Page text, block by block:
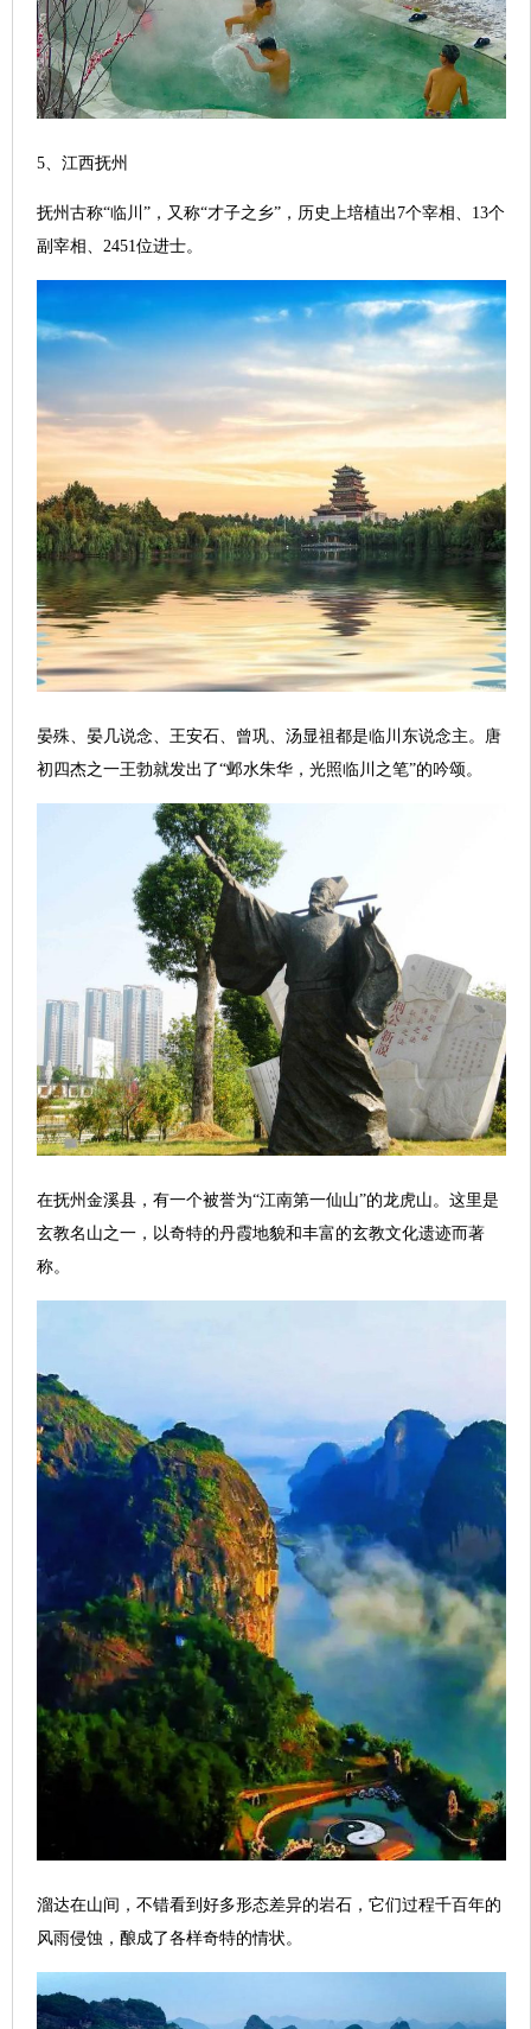
5、江西抚州
抚州古称“临川”，又称“才子之乡”，历史上培植出7个宰相、13个
副宰相、2451位进士。
晏殊、晏几说念、王安石、曾巩、汤显祖都是临川东说念主。唐
初四杰之一王勃就发出了“邺水朱华，光照临川之笔”的吟颂。
在抚州金溪县，有一个被誉为“江南第一仙山”的龙虎山。这里是
玄教名山之一，以奇特的丹霞地貌和丰富的玄教文化遗迹而著
称。
溜达在山间，不错看到好多形态差异的岩石，它们过程千百年的
风雨侵蚀，酿成了各样奇特的情状。